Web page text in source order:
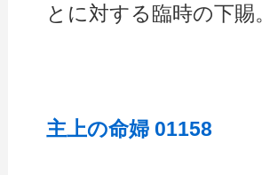
とに対する臨時の下賜
主上の命婦 01158